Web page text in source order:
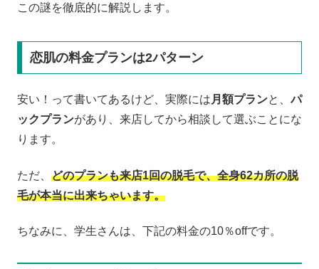
この謎を徹底的に解説します。
恋肌の料金プランは2パターン
安い！って書いてあるけど、実際には月額プランと、パ
ックプランがあり、来店してから相談して選ぶことにな
ります。
ただ、 どのプランも来店1回の脱毛で、全身62カ所の脱
毛が本当に出来ちゃいます。
ちなみに、学生さんは、下記の料金の10％offです。